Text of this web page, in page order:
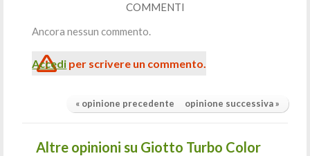
COMMENTI
Ancora nessun commento.
Accedi per scrivere un commento.
« opinione precedente opinione successiva »
Altre opinioni su Giotto Turbo Color